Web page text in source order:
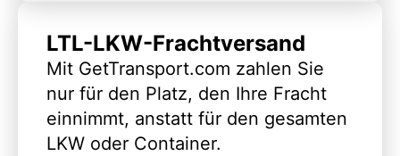
LTL-LKW-Frachtversand
Mit GetTransport.com zahlen Sie
nur für den Platz, den Ihre Fracht
einnimmt, anstatt für den gesamten
LKW oder Container.